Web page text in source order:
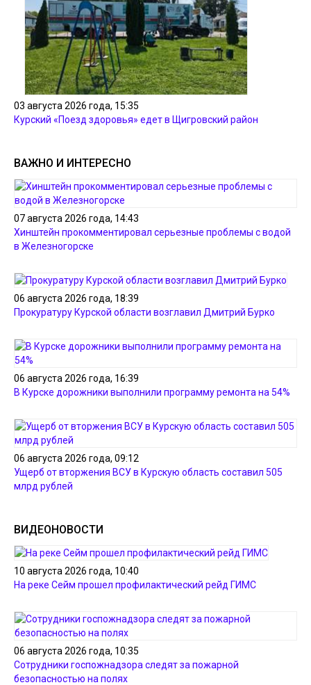
03 августа 2026 года, 15:35
Курский «Поезд здоровья» едет в Щигровский район
ВАЖНО И ИНТЕРЕСНО
07 августа 2026 года, 14:43
Хинштейн прокомментировал серьезные проблемы с водой
в Железногорске
06 августа 2026 года, 18:39
Прокуратуру Курской области возглавил Дмитрий Бурко
06 августа 2026 года, 16:39
В Курске дорожники выполнили программу ремонта на 54%
06 августа 2026 года, 09:12
Ущерб от вторжения ВСУ в Курскую область составил 505
млрд рублей
ВИДЕОНОВОСТИ
10 августа 2026 года, 10:40
На реке Сейм прошел профилактический рейд ГИМС
06 августа 2026 года, 10:35
Сотрудники госпожнадзора следят за пожарной
безопасностью на полях